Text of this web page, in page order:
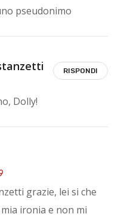
pseudonimo
Dolly!
RISPONDI
grazie, lei si che
mia ironia e non mi